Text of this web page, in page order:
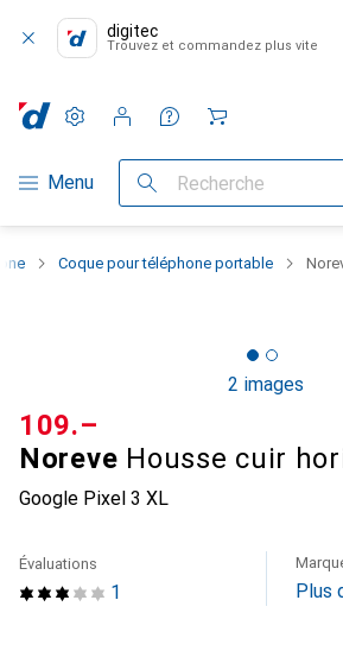
digitec
Trouvez et commandez plus vite
Navigation par catégorie
Menu Recherche
Paramètres
Compte client
Listes de comparaison
Listes d'envies
Panier
Coque pour téléphone portable
2 images
Noreve Housse cuir
Google Pixel 3 XL
CHF
109.–
1
Évaluations
Plus